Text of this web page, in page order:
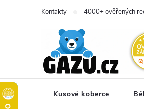
Kontakty 4000+ ověřených
Kusové koberce